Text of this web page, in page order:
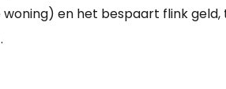
woning) en het bespaart flink